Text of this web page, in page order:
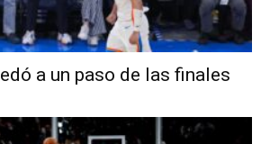
a un paso de las finales